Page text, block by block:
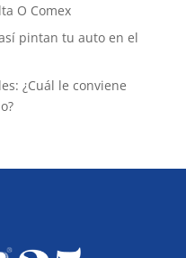
O Comex
pintan tu auto en el
¿Cuál le conviene